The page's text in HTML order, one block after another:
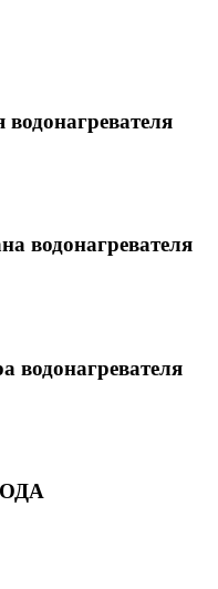
водонагревателя
водонагревателя